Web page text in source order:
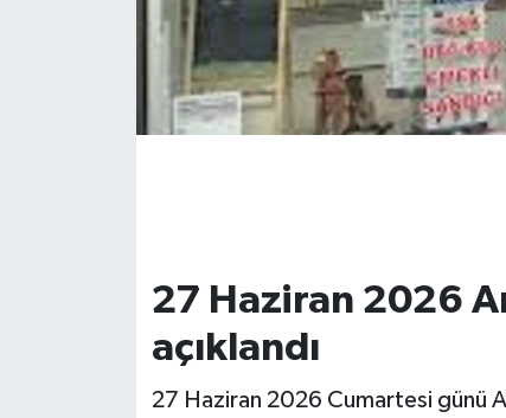
27 Haziran 2026
açıklandı
27 Haziran 2026 Cumartesi günü